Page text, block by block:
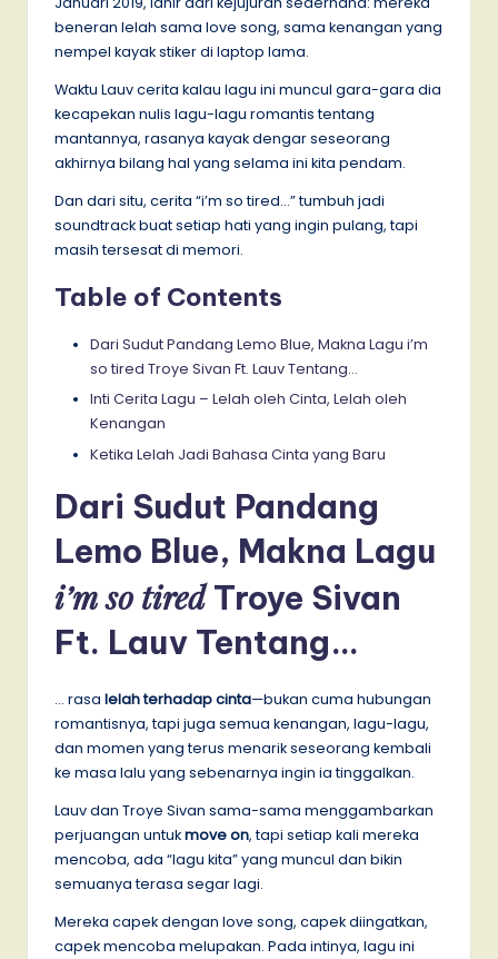
beneran lelah sama love song, sama kenangan yang
nempel kayak stiker di laptop lama.
Waktu Lauv cerita kalau lagu ini muncul gara-gara dia
kecapekan nulis lagu-lagu romantis tentang
mantannya, rasanya kayak dengar seseorang
akhirnya bilang hal yang selama ini kita pendam.
Dan dari situ, cerita “i’m so tired…” tumbuh jadi
soundtrack buat setiap hati yang ingin pulang, tapi
masih tersesat di memori.
Table of Contents
Dari Sudut Pandang Lemo Blue, Makna Lagu i’m
so tired Troye Sivan Ft. Lauv Tentang…
Inti Cerita Lagu – Lelah oleh Cinta, Lelah oleh
Kenangan
Ketika Lelah Jadi Bahasa Cinta yang Baru
Dari Sudut Pandang
Lemo Blue, Makna Lagu
i’m so tiredTroye Sivan
Ft. Lauv Tentang…
… rasa lelah terhadap cinta—bukan cuma hubungan
romantisnya, tapi juga semua kenangan, lagu-lagu,
dan momen yang terus menarik seseorang kembali
ke masa lalu yang sebenarnya ingin ia tinggalkan.
Lauv dan Troye Sivan sama-sama menggambarkan
perjuangan untukmove on, tapi setiap kali mereka
mencoba, ada “lagu kita” yang muncul dan bikin
semuanya terasa segar lagi.
Mereka capek dengan love song, capek diingatkan,
capek mencoba melupakan. Pada intinya, lagu ini